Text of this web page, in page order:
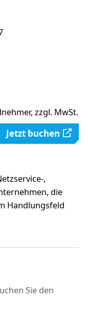
zzgl. MwSt.
Jetzt buchen
,
die
Handlungsfeld
Sie den